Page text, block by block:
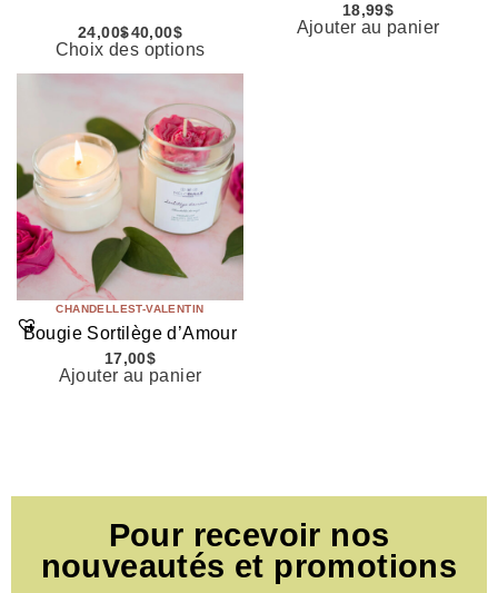
24,00$40,00$
Choix des options
18,99$
Ajouter au panier
CHANDELLEST-VALENTIN
Bougie Sortilège d’Amour
17,00$
Ajouter au panier
Pour recevoir nos
nouveautés et promotions